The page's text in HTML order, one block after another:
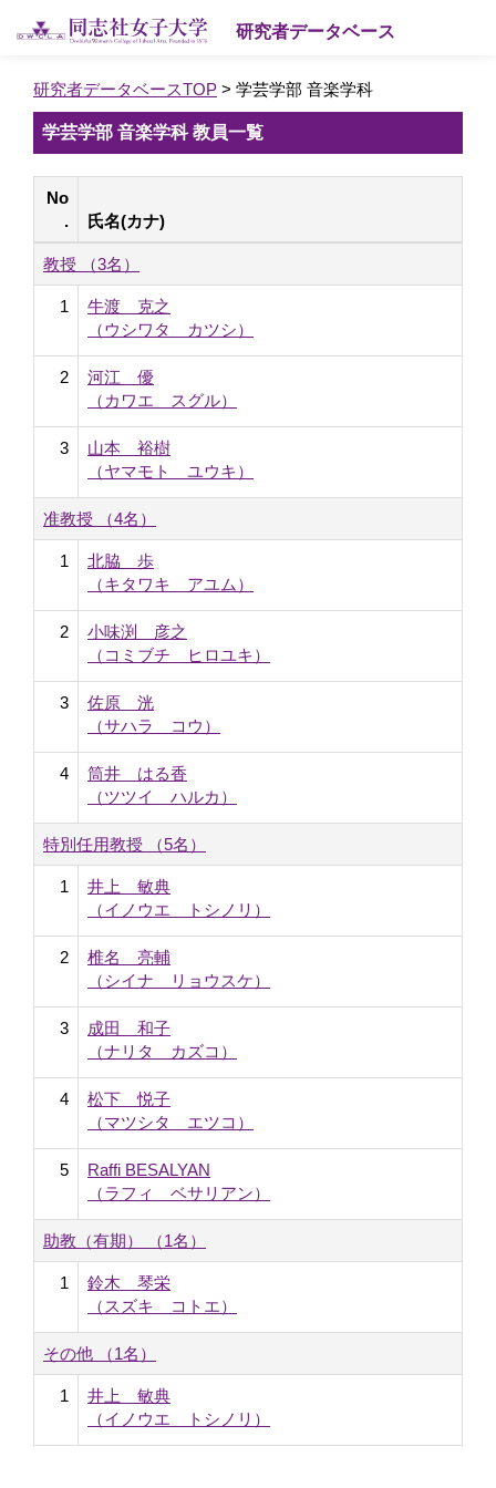
研究者データベース
研究者データベースTOP > 学芸学部 音楽学科
学芸学部 音楽学科 教員一覧
No
.
氏名(カナ)
教授 （3名）
1
牛渡 克之
（ウシワタ カツシ）
2
河江 優
（カワエ スグル）
3
山本 裕樹
（ヤマモト ユウキ）
准教授 （4名）
1
北脇 歩
（キタワキ アユム）
2
小味渕 彦之
（コミブチ ヒロユキ）
3
佐原 洸
（サハラ コウ）
4
筒井 はる香
（ツツイ ハルカ）
特別任用教授 （5名）
1
井上 敏典
（イノウエ トシノリ）
2
椎名 亮輔
（シイナ リョウスケ）
3
成田 和子
（ナリタ カズコ）
4
松下 悦子
（マツシタ エツコ）
5
Raffi BESALYAN
（ラフィ ベサリアン）
助教（有期） （1名）
1
鈴木 琴栄
（スズキ コトエ）
その他 （1名）
1
井上 敏典
（イノウエ トシノリ）